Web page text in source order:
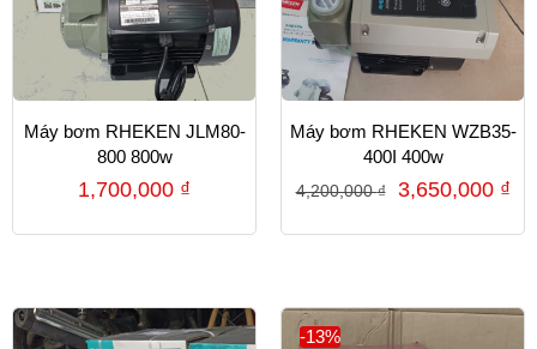
Máy bơm RHEKEN JLM80-
800 800w
1,700,000 ₫
Máy bơm RHEKEN WZB35-
400I 400w
4,200,000₫ 3,650,000 ₫
-13%